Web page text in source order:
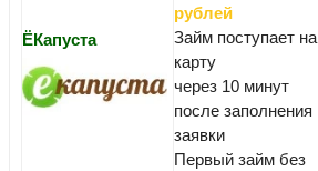
ЁКапуста
рублей
Займ поступает на
карту
через 10 минут
после заполнения
заявки
Первый займ без